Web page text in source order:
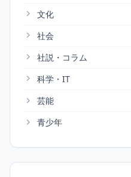
文化
社会
社説・コラム
科学・IT
芸能
青少年